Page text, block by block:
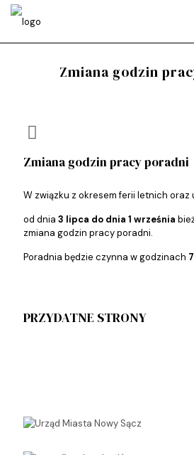
Zmiana godzin
Zmiana godzin pracy poradni
W związku z okresem ferii letnich
od dnia 3 lipca do dnia 1 września
zmiana godzin pracy poradni.
Poradnia będzie czynna w godzinach
PRZYDATNE STRONY